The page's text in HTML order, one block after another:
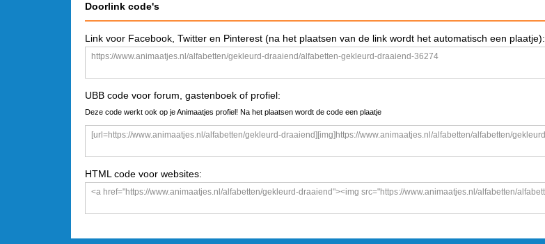
Doorlink code's
Link voor Facebook, Twitter en Pinterest (na het plaatsen van de link wordt het automatisch een plaatje):
UBB code voor forum, gastenboek of profiel:
Deze code werkt ook op je Animaatjes profiel! Na het plaatsen wordt de code een plaatje
HTML code voor websites: